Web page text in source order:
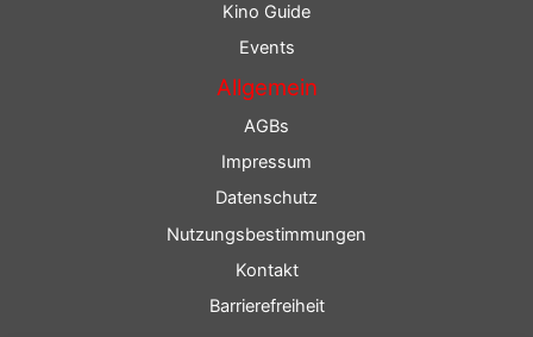
Kino Guide
Events
Allgemein
AGBs
Impressum
Datenschutz
Nutzungsbestimmungen
Kontakt
Barrierefreiheit